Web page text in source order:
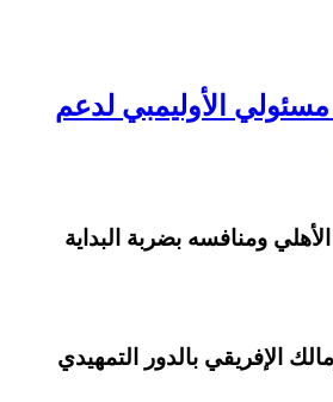
الأوليمبي لدعم
ومنافسه بضربة البداية
الإفريقي بالدور التمهيدي